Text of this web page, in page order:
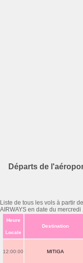
Départs de
Liste de tous les vols à partir
AIRWAYS en date du
Heure
Locale
Destination
12:00:00 MITIGA